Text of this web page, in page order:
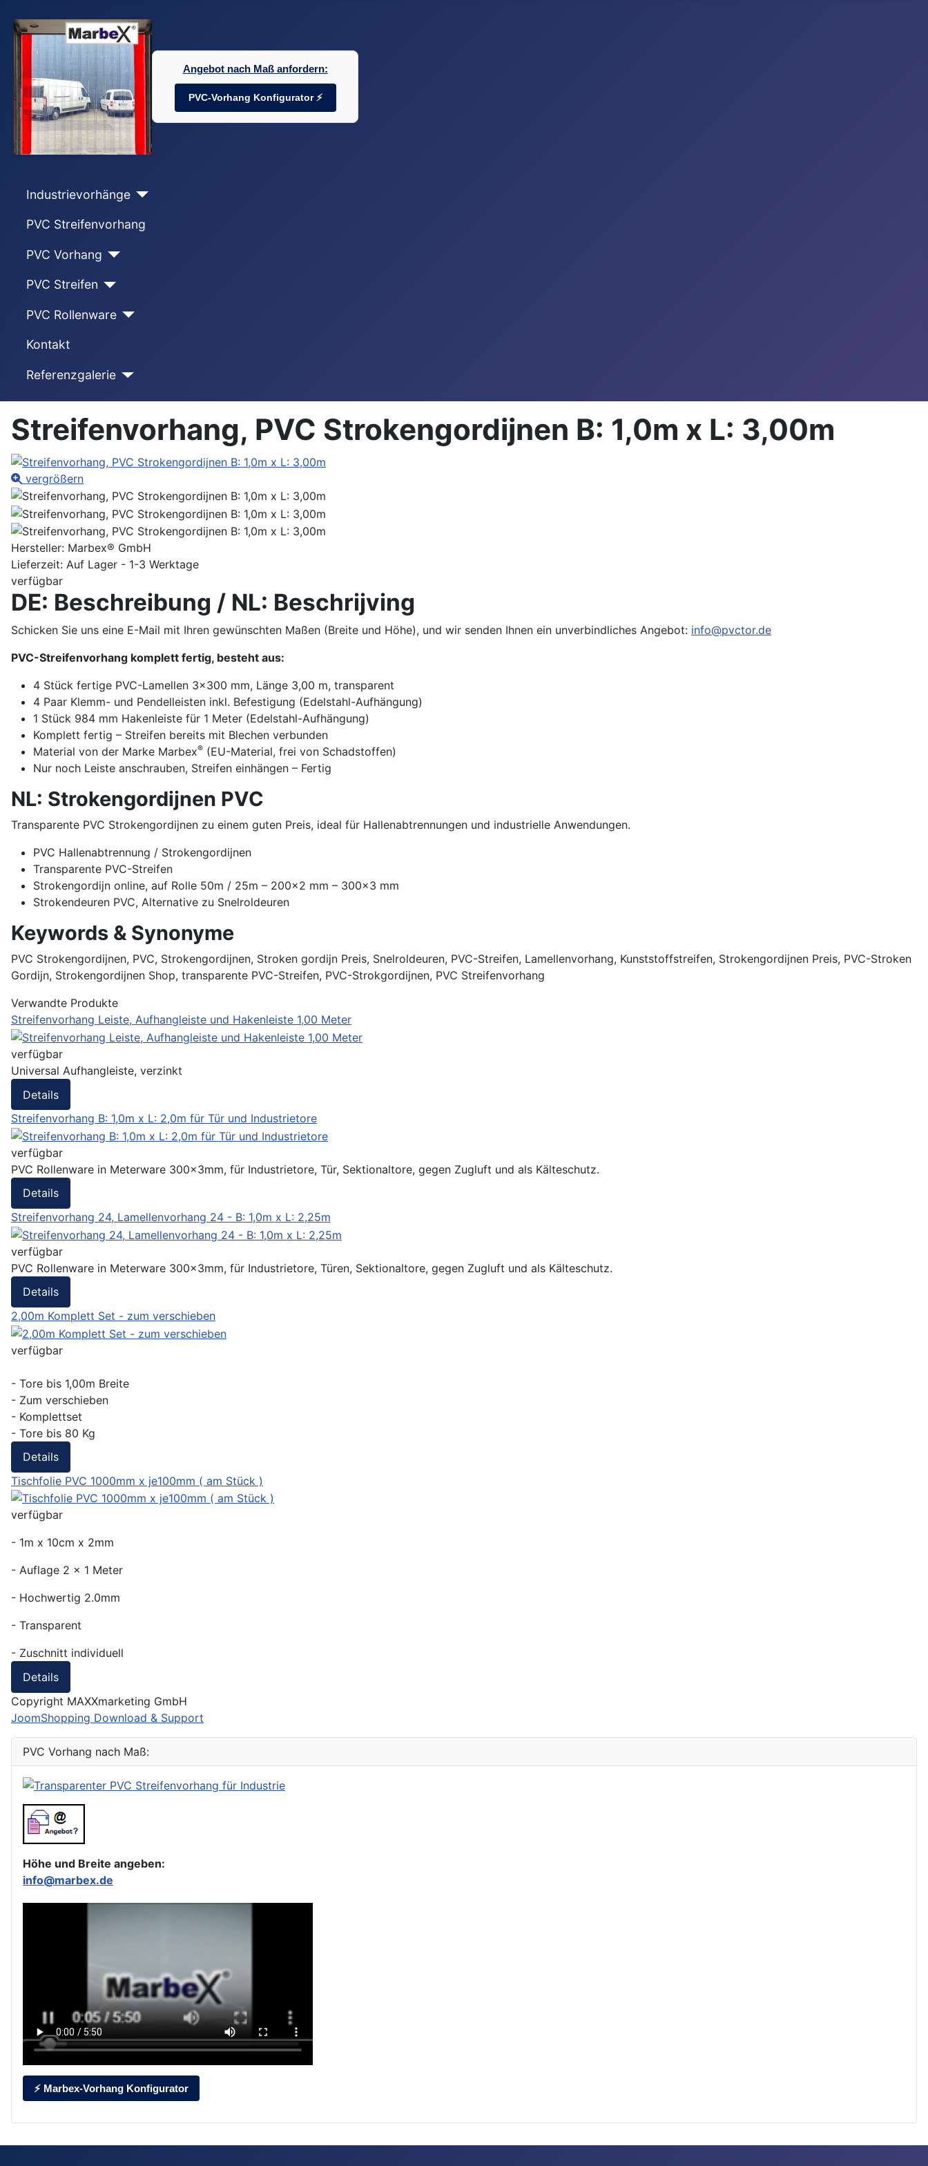
Angebot nach Maß anfordern:
PVC-Vorhang Konfigurator ⚡
Industrievorhänge
PVC Streifenvorhang
PVC Vorhang
PVC Streifen
PVC Rollenware
Kontakt
Referenzgalerie
PVC Vorhang nach Maß:
Höhe und Breite angeben:
info@marbex.de
⚡ Marbex-Vorhang Konfigurator
Streifenvorhang, PVC Strokengordijnen B: 1,0m x L: 3,00m
vergrößern
Hersteller: Marbex® GmbH
Lieferzeit: Auf Lager - 1-3 Werktage
verfügbar
DE: Beschreibung / NL: Beschrijving
Schicken Sie uns eine E-Mail mit Ihren gewünschten Maßen (Breite und Höhe), und wir senden Ihnen ein unverbindliches Angebot: info@pvctor.de
PVC-Streifenvorhang komplett fertig, besteht aus:
4 Stück fertige PVC-Lamellen 3x300 mm, Länge 3,00 m, transparent
4 Paar Klemm- und Pendelleisten inkl. Befestigung (Edelstahl-Aufhängung)
1 Stück 984 mm Hakenleiste für 1 Meter (Edelstahl-Aufhängung)
Komplett fertig – Streifen bereits mit Blechen verbunden
Material von der Marke Marbex® (EU-Material, frei von Schadstoffen)
Nur noch Leiste anschrauben, Streifen einhängen – Fertig
NL: Strokengordijnen PVC
Transparente PVC Strokengordijnen zu einem guten Preis, ideal für Hallenabtrennungen und industrielle Anwendungen.
PVC Hallenabtrennung / Strokengordijnen
Transparente PVC-Streifen
Strokengordijn online, auf Rolle 50m / 25m – 200x2 mm – 300x3 mm
Strokendeuren PVC, Alternative zu Snelroldeuren
Keywords & Synonyme
PVC Strokengordijnen, PVC, Strokengordijnen, Stroken gordijn Preis, Snelroldeuren, PVC-Streifen, Lamellenvorhang, Kunststoffstreifen, Strokengordijnen Preis, PVC-Stroken
Gordijn, Strokengordijnen Shop, transparente PVC-Streifen, PVC-Strokgordijnen, PVC Streifenvorhang
Verwandte Produkte
Streifenvorhang Leiste, Aufhangleiste und Hakenleiste 1,00 Meter
verfügbar
Universal Aufhangleiste, verzinkt
Details
Streifenvorhang B: 1,0m x L: 2,0m für Tür und Industrietore
verfügbar
PVC Rollenware in Meterware 300x3mm, für Industrietore, Tür, Sektionaltore, gegen Zugluft und als Kälteschutz.
Details
Streifenvorhang 24, Lamellenvorhang 24 - B: 1,0m x L: 2,25m
verfügbar
PVC Rollenware in Meterware 300x3mm, für Industrietore, Türen, Sektionaltore, gegen Zugluft und als Kälteschutz.
Details
2,00m Komplett Set - zum verschieben
verfügbar
- Tore bis 1,00m Breite
- Zum verschieben
- Komplettset
- Tore bis 80 Kg
Details
Tischfolie PVC 1000mm x je100mm ( am Stück )
verfügbar
- 1m x 10cm x 2mm
- Auflage 2 x 1 Meter
- Hochwertig 2.0mm
- Transparent
- Zuschnitt individuell
Details
Copyright MAXXmarketing GmbH
JoomShopping Download & Support